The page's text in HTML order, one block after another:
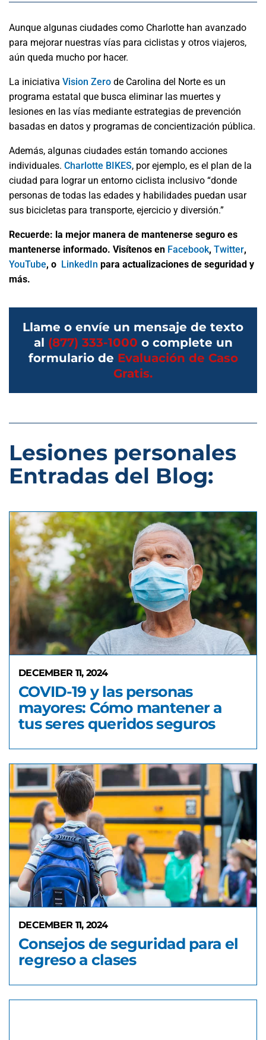
Aunque algunas ciudades como Charlotte han avanzado
para mejorar nuestras vías para ciclistas y otros viajeros,
aún queda mucho por hacer.
La iniciativa Vision Zero de Carolina del Norte es un
programa estatal que busca eliminar las muertes y
lesiones en las vías mediante estrategias de prevención
basadas en datos y programas de concientización pública.
Además, algunas ciudades están tomando acciones
individuales. Charlotte BIKES, por ejemplo, es el plan de la
ciudad para lograr un entorno ciclista inclusivo “donde
personas de todas las edades y habilidades puedan usar
sus bicicletas para transporte, ejercicio y diversión.”
Recuerde: la mejor manera de mantenerse seguro es
mantenerse informado. Visítenos en Facebook, Twitter,
YouTube, o LinkedIn para actualizaciones de seguridad y
más.
Llame o envíe un mensaje de texto
al (877) 333-1000 o complete un
formulario de Evaluación de Caso
Gratis.
Lesiones personales
Entradas del Blog:
DECEMBER 11, 2024
COVID-19 y las personas
mayores: Cómo mantener a
tus seres queridos seguros
DECEMBER 11, 2024
Consejos de seguridad para el
regreso a clases